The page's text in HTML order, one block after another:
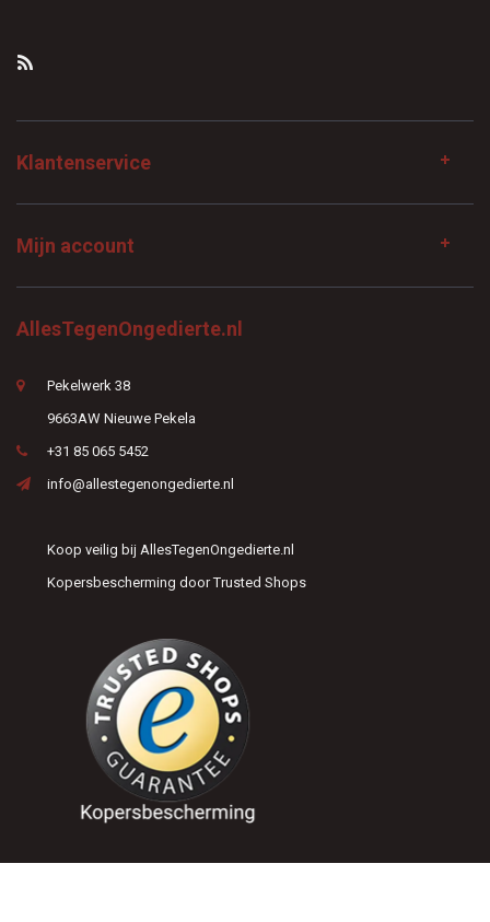
Klantenservice
Mijn account
AllesTegenOngedierte.nl
Pekelwerk 38
9663AW Nieuwe Pekela
+31 85 065 5452
info@allestegenongedierte.nl
Koop veilig bij AllesTegenOngedierte.nl
Kopersbescherming door Trusted Shops